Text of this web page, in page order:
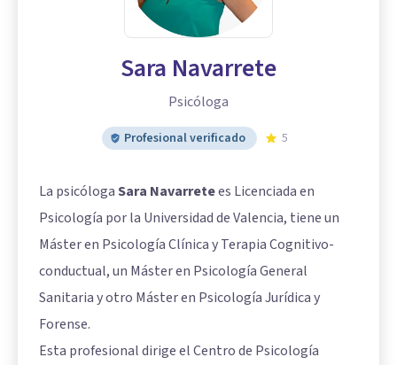
Sara Navarrete
Psicóloga
Profesional verificado 5
La psicólogaSara Navarretees Licenciada en
Psicología por la Universidad de Valencia, tiene un
Máster en Psicología Clínica y Terapia Cognitivo-
conductual, un Máster en Psicología General
Sanitaria y otro Máster en Psicología Jurídica y
Forense.
Esta profesional dirige el Centro de Psicología